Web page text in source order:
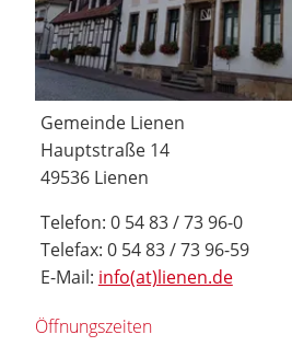
Gemeinde Lienen
Hauptstraße 14
49536 Lienen
Telefon: 0 54 83 / 73 96-0
Telefax: 0 54 83 / 73 96-59
E-Mail: info(at)lienen.de
Öffnungszeiten